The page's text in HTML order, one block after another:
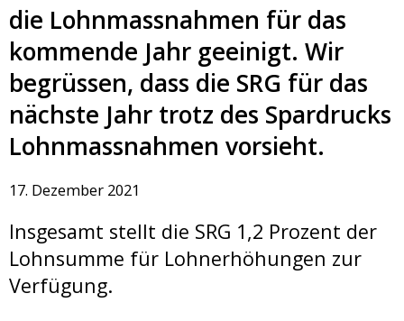
die Lohnmassnahmen für das
kommende Jahr geeinigt. Wir
begrüssen, dass die SRG für das
nächste Jahr trotz des Spardrucks
Lohnmassnahmen vorsieht.
17. Dezember 2021
Insgesamt stellt die SRG 1,2 Prozent der
Lohnsumme für Lohnerhöhungen zur
Verfügung.